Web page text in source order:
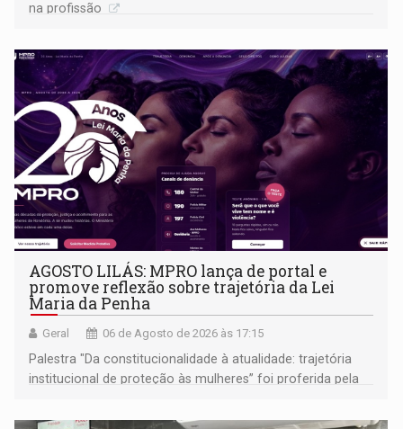
na profissão
AGOSTO LILÁS: MPRO lança de portal e
promove reflexão sobre trajetória da Lei
Maria da Penha
Geral 06 de Agosto de 2026 às 17:15
Palestra "Da constitucionalidade à atualidade: trajetória
institucional de proteção às mulheres” foi proferida pela
Goiás